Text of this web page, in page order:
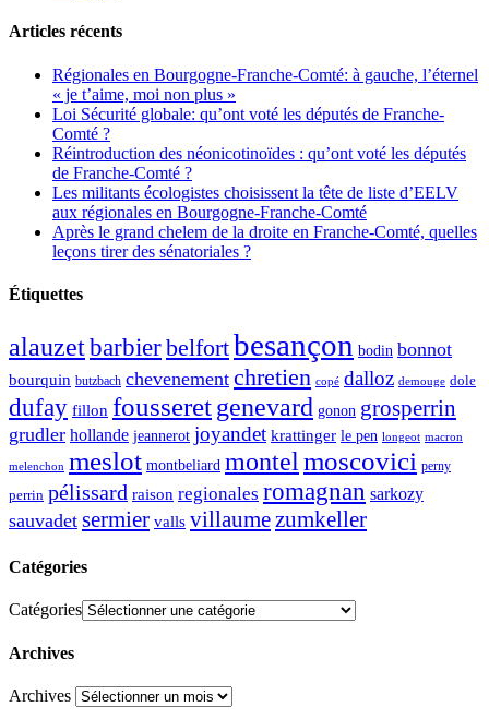
Articles récents
Régionales en Bourgogne-Franche-Comté: à gauche, l’éternel
« je t’aime, moi non plus »
Loi Sécurité globale: qu’ont voté les députés de Franche-
Comté ?
Réintroduction des néonicotinoïdes : qu’ont voté les députés
de Franche-Comté ?
Les militants écologistes choisissent la tête de liste d’EELV
aux régionales en Bourgogne-Franche-Comté
Après le grand chelem de la droite en Franche-Comté, quelles
leçons tirer des sénatoriales ?
Étiquettes
alauzetbarbierbelfortbesançon bodin bonnot
bourquin butzbach chevenement chretien copé dalloz demouge dole
dufay fillon fousseretgenevard gonon grosperrin
grudler hollande jeannerot joyandet krattinger le pen longeot macron
melenchon meslot montbeliard montelmoscovici perny
perrin pélissard raison regionales romagnan sarkozy
sauvadet sermier valls villaumezumkeller
Catégories
Catégories
Archives
Archives